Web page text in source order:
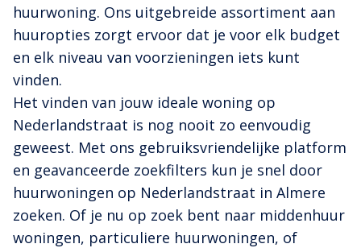
huurwoning. Ons uitgebreide assortiment aan
huuropties zorgt ervoor dat je voor elk budget
en elk niveau van voorzieningen iets kunt
vinden.
Het vinden van jouw ideale woning op
Nederlandstraat is nog nooit zo eenvoudig
geweest. Met ons gebruiksvriendelijke platform
en geavanceerde zoekfilters kun je snel door
huurwoningen op Nederlandstraat in Almere
zoeken. Of je nu op zoek bent naar middenhuur
woningen, particuliere huurwoningen, of